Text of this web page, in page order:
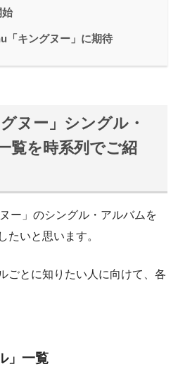
始
「キングヌー」に期待
ヌー」シングル・
覧を時系列でご紹
ー」のシングル・アルバムを
たいと思います。
ごとに知りたい人に向けて、各
」一覧